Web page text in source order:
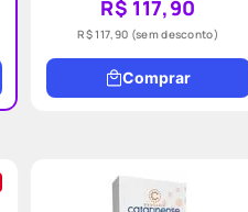
R$ 117,90
R$ 117,90 (sem desconto)
Comprar